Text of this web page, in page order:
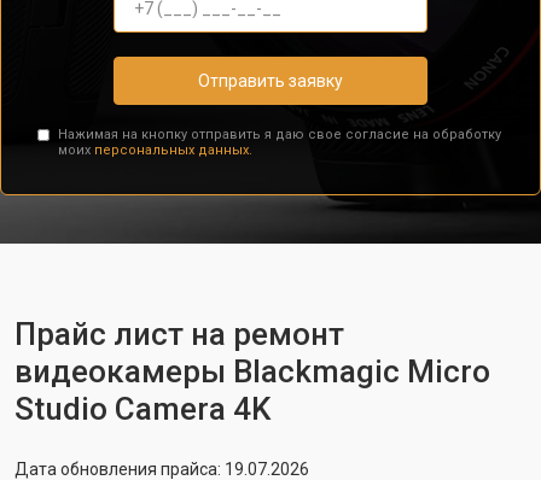
Отправить заявку
Нажимая на кнопку отправить я даю свое согласие на обработку
моих персональных данных.
Прайс лист на ремонт
видеокамеры Blackmagic Micro
Studio Camera 4K
Дата обновления прайса: 19.07.2026